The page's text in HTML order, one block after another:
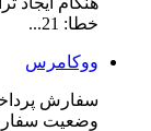
خطا: 21...
ووکامرس
سفارش
وضعیت